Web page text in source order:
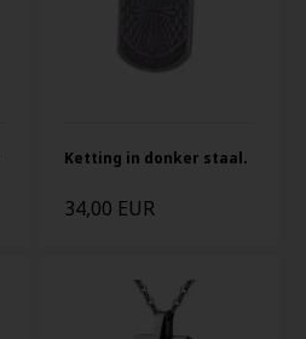
Ketting in donker staal.
34,00 EUR